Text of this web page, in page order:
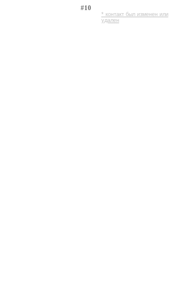
#10
* контакт был изменен или
удален